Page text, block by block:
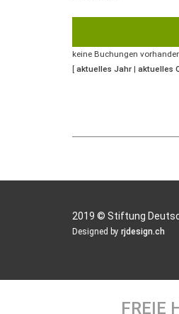
keine Buchungen
[ aktuelles Jahr | aktuelles
2019 © Stiftung
Designed by rjdesign.ch
FREIE